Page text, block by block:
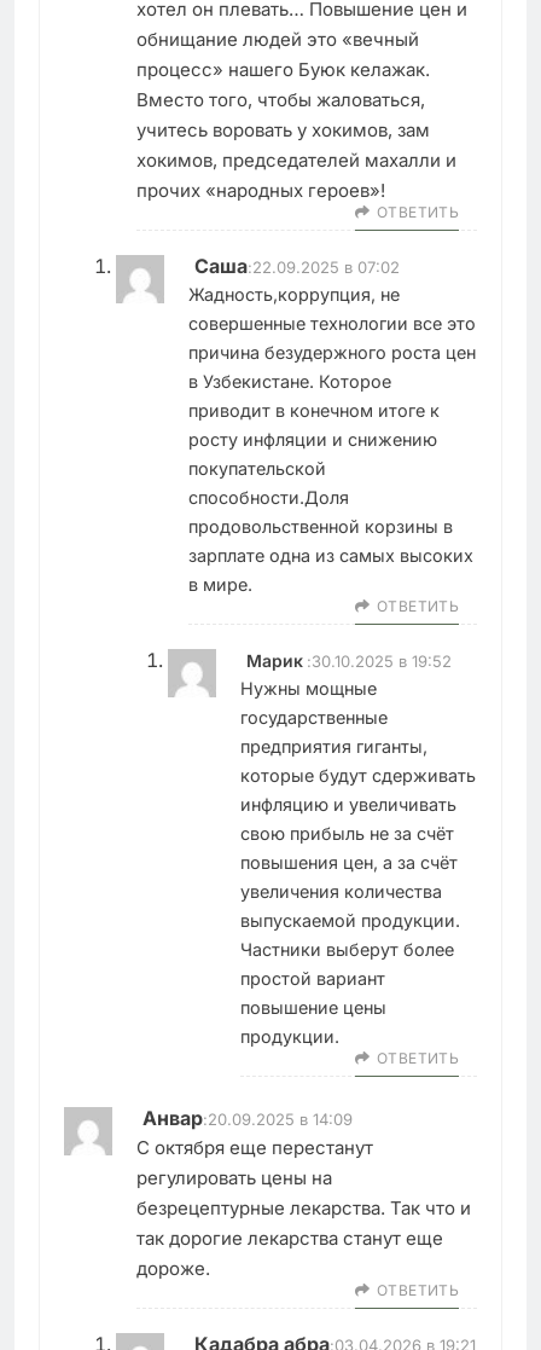
хотел он плевать… Повышение цен и
обнищание людей это «вечный
процесс» нашего Буюк келажак.
Вместо того, чтобы жаловаться,
учитесь воровать у хокимов, зам
хокимов, председателей махалли и
прочих «народных героев»!
ОТВЕТИТЬ
Саша:22.09.2025 в 07:02
Жадность,коррупция, не
совершенные технологии все это
причина безудержного роста цен
в Узбекистане. Которое
приводит в конечном итоге к
росту инфляции и снижению
покупательской
способности.Доля
продовольственной корзины в
зарплате одна из самых высоких
в мире.
ОТВЕТИТЬ
Марик :30.10.2025 в 19:52
Нужны мощные
государственные
предприятия гиганты,
которые будут сдерживать
инфляцию и увеличивать
свою прибыль не за счёт
повышения цен, а за счёт
увеличения количества
выпускаемой продукции.
Частники выберут более
простой вариант
повышение цены
продукции.
ОТВЕТИТЬ
Анвар:20.09.2025 в 14:09
С октября еще перестанут
регулировать цены на
безрецептурные лекарства. Так что и
так дорогие лекарства станут еще
дороже.
ОТВЕТИТЬ
Кадабра абра:03.04.2026 в 19:21